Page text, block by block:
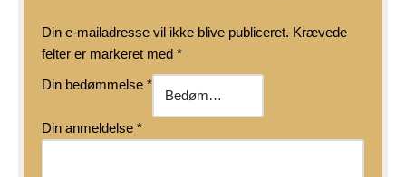
Din e-mailadresse vil ikke blive publiceret. Krævede
felter er markeret med *
Din bedømmelse *
Din anmeldelse *